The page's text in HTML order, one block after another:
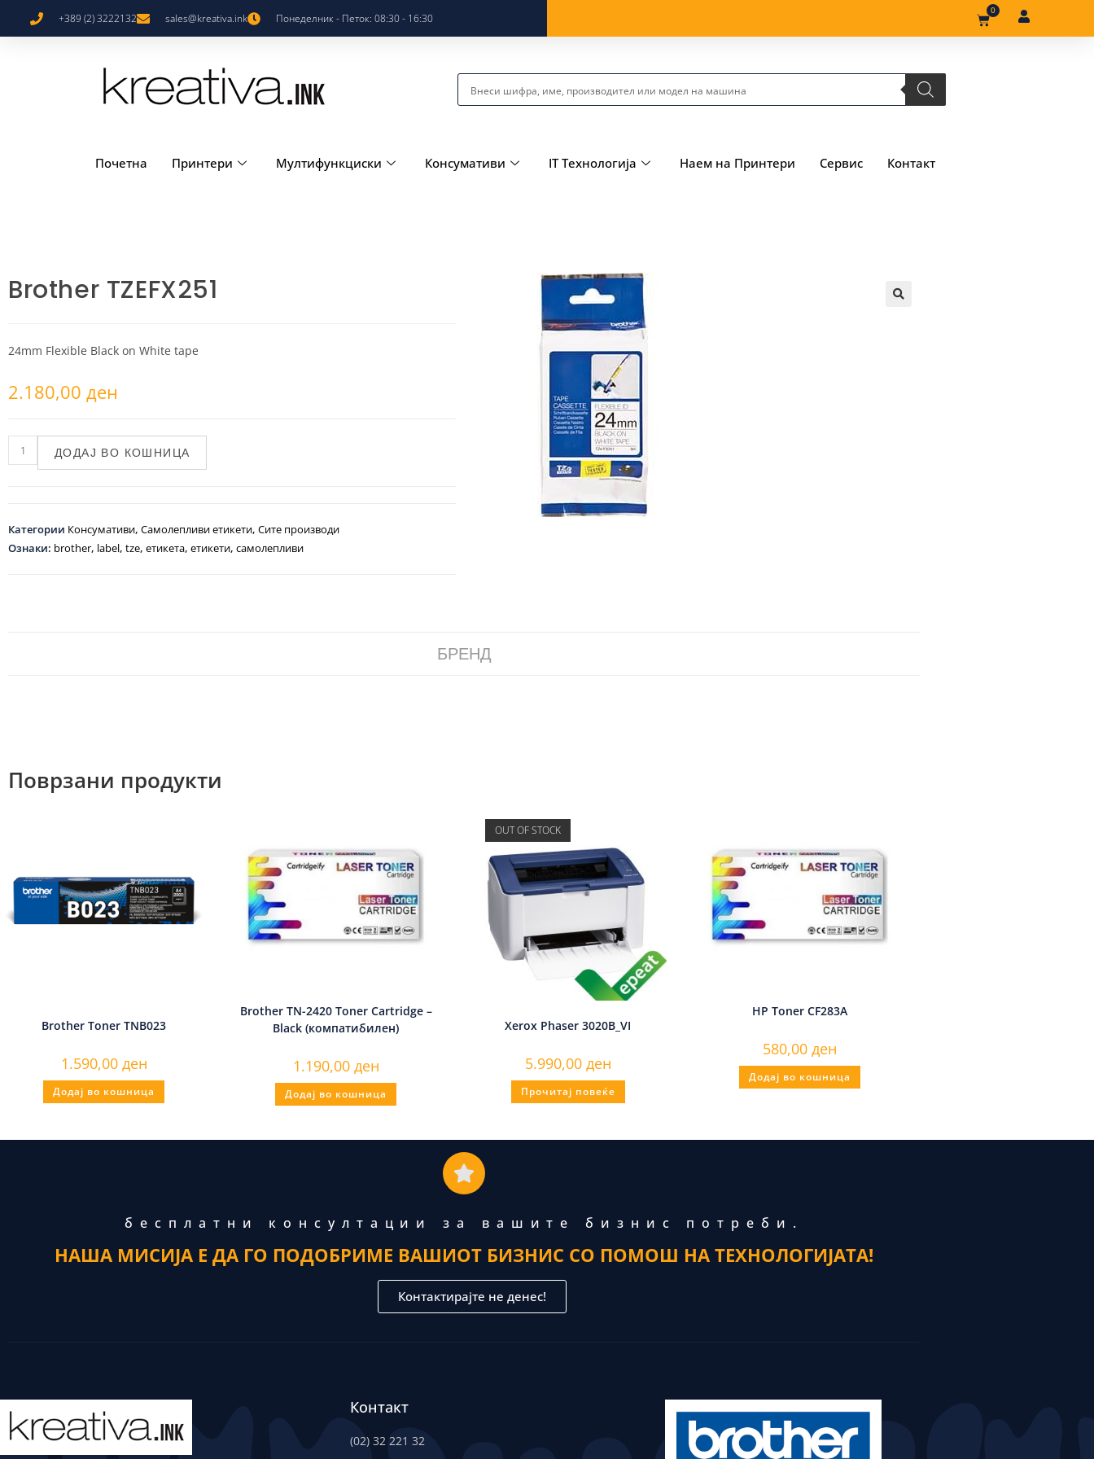
+389 (2) 3222132 sales@kreativa.ink Понеделник - Петок: 08:30 - 16:30
0
Почетна Принтери Мултифункциски Консумативи IT Технологија Наем на Принтери Сервис Контакт
Brother TZEFX251
24mm Flexible Black on White tape
2.180,00 ден
ДОДАЈ ВО КОШНИЦА
Категории Консумативи, Самолепливи етикети, Сите производи
Ознаки: brother, label, tze, етикета, етикети, самолепливи
БРЕНД
Поврзани продукти
Brother Toner TNB023
1.590,00 ден
Додај во кошница
Brother TN-2420 Toner Cartridge –
Black (компатибилен)
1.190,00 ден
Додај во кошница
OUT OF STOCK
Xerox Phaser 3020B_VI
5.990,00 ден
Прочитај повеќе
HP Toner CF283A
580,00 ден
Додај во кошница
бесплатни консултации за вашите бизнис потреби.
НАША МИСИЈА Е ДА ГО ПОДОБРИМЕ ВАШИОТ БИЗНИС СО ПОМОШ НА ТЕХНОЛОГИЈАТА!
Контактирајте не денес!
Контакт
(02) 32 221 32